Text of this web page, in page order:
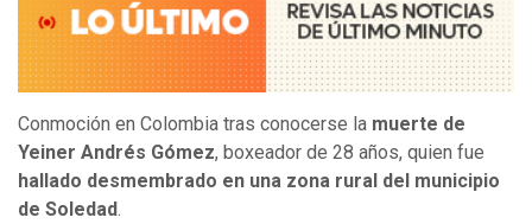
Conmoción en Colombia tras conocerse la muerte de
Yeiner Andrés Gómez, boxeador de 28 años, quien fue
hallado desmembrado en una zona rural del municipio
de Soledad.